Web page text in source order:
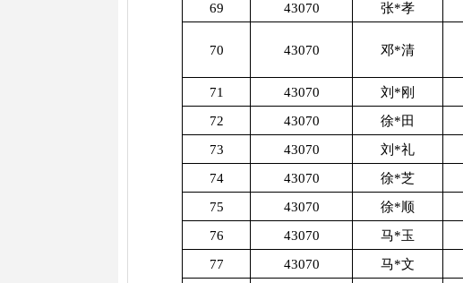
69
43070 张*孝
70 43070 邓*清
71 43070 刘*刚
72
43070 徐*田
73
43070 刘*礼
74
43070 徐*芝
75
43070 徐*顺
76
43070 马*玉
77
43070 马*文